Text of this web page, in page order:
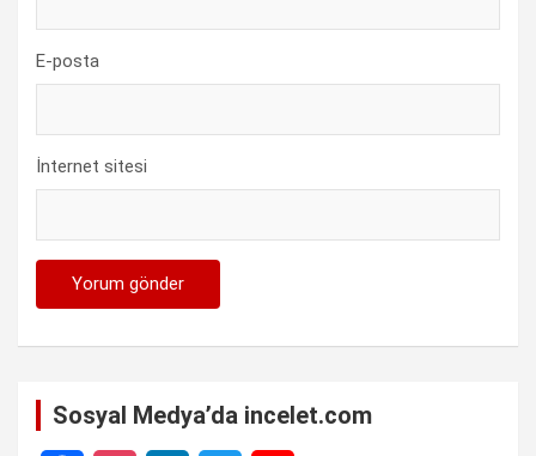
E-posta
İnternet sitesi
Sosyal Medya’da incelet.com